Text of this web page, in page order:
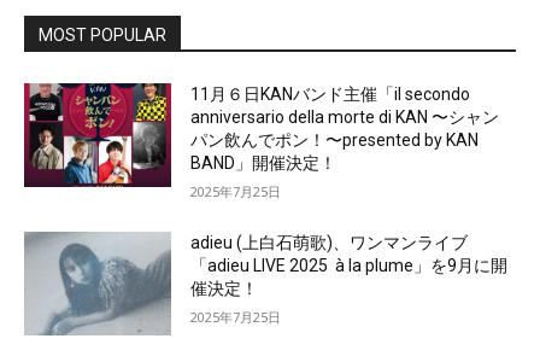
MOST POPULAR
11月６日KANバンド主催「il secondo
anniversario della morte di KAN 〜シャン
パン飲んでポン！〜presented by KAN
BAND」開催決定！
2025年7月25日
adieu (上白石萌歌)、ワンマンライブ
「adieu LIVE 2025 à la plume」を9月に開
催決定！
2025年7月25日